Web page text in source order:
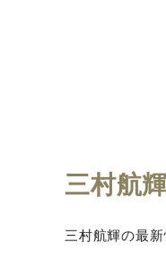
三村航
三村航輝の最